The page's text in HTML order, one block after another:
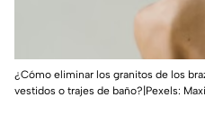
¿Cómo eliminar los granitos de los
vestidos o trajes de baño?|Pexels: